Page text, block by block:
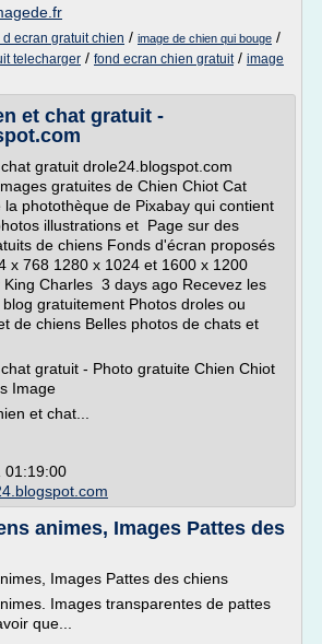
d ecran gratuit chien / image de chien qui bouge /
telecharger / fond ecran chien gratuit/ image
et chat gratuit -
gratuit drole24.blogspot.com
gratuites de Chien Chiot Cat
photothèque de Pixabay qui contient
illustrations et Page sur des
de chiens Fonds d'écran proposés
x 768 1280 x 1024 et 1600 x 1200
King Charles 3 days ago Recevez les
gratuitement Photos droles ou
de chiens Belles photos de chats et
gratuit - Photo gratuite Chien Chiot
Image
et chat...
01:19:00
animes, Images Pattes des
Images Pattes des chiens
Images transparentes de pattes
que...